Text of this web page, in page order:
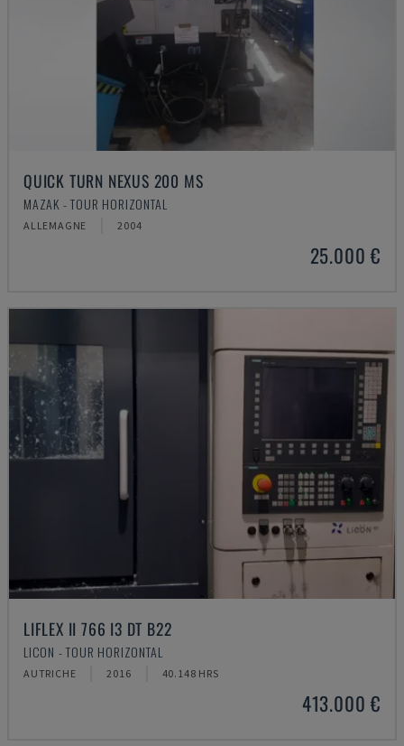
QUICK TURN NEXUS 200 MS
MAZAK - TOUR HORIZONTAL
ALLEMAGNE 2004
25.000 €
LIFLEX II 766 I3 DT B22
LICON - TOUR HORIZONTAL
AUTRICHE 2016 40.148 HRS
413.000 €